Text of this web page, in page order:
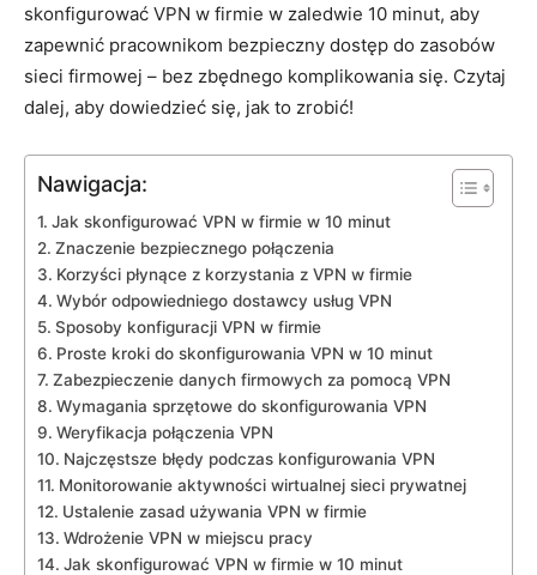
skonfigurować⁣ VPN⁤ w firmie w zaledwie⁤ 10 ‍minut, aby
zapewnić pracownikom bezpieczny dostęp do zasobów
sieci firmowej – bez zbędnego komplikowania się. Czytaj
dalej, aby dowiedzieć się, jak‍ to zrobić!
Nawigacja:
Jak skonfigurować VPN w firmie w 10 minut
Znaczenie bezpiecznego połączenia
Korzyści‌ płynące z korzystania z VPN w firmie
Wybór odpowiedniego‌ dostawcy usług ‌VPN
Sposoby konfiguracji VPN w firmie
Proste kroki do skonfigurowania VPN w 10 minut
Zabezpieczenie‌ danych ⁤firmowych za pomocą⁤ VPN
Wymagania sprzętowe⁢ do ​skonfigurowania VPN
Weryfikacja połączenia VPN
Najczęstsze​ błędy podczas konfigurowania VPN
Monitorowanie aktywności wirtualnej ‍sieci prywatnej
Ustalenie zasad używania ‍VPN w firmie
Wdrożenie VPN w miejscu pracy
Jak skonfigurować VPN w firmie ​w 10 minut